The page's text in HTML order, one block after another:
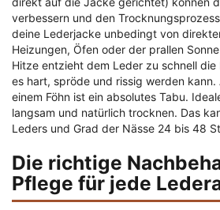
verbessern und den
deine Lederjacke unbedingt von
Heizungen, Öfen oder der prallen
Hitze entzieht dem Leder zu schnell
es hart, spröde und rissig werden
einem Föhn ist ein absolutes Tabu.
langsam und natürlich trocknen. Das
Leders und Grad der Nässe 24 bis 48
Die richtige
Pflege für jede